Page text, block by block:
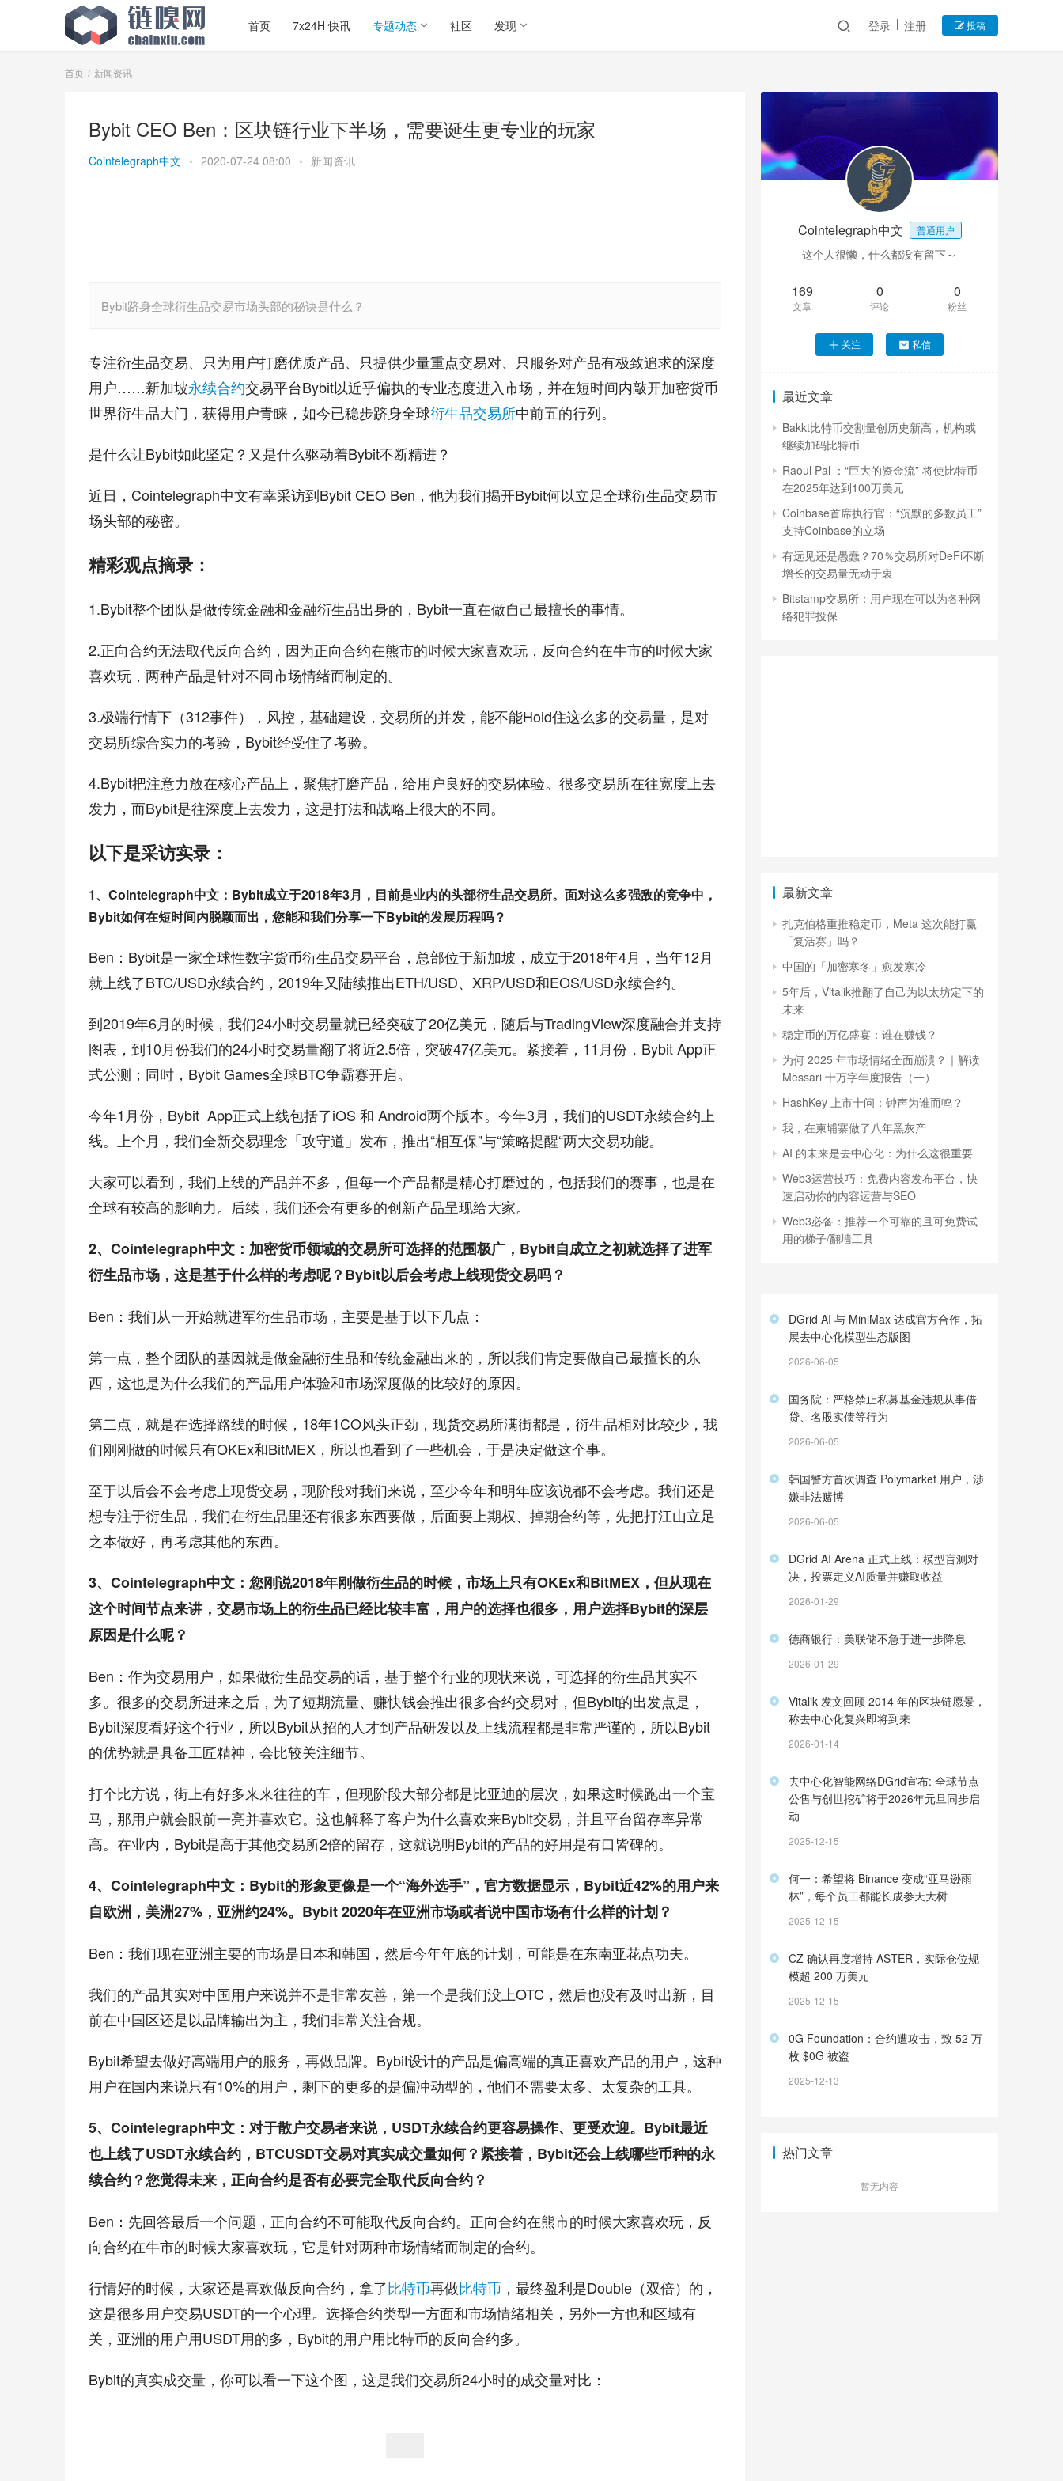
首页 7x24H 快讯 专题动态 社区 发现 登录 注册 投稿
首页 新闻资讯
Bybit CEO Ben：区块链行业下半场，需要诞生更专业的玩家
Cointelegraph中文 • 2020-07-24 08:00 • 新闻资讯
Bybit跻身全球衍生品交易市场头部的秘诀是什么？
专注衍生品交易、只为用户打磨优质产品、只提供少量重点交易对、只服务对产品有极致追求的深度
用户……新加坡永续合约交易平台Bybit以近乎偏执的专业态度进入市场，并在短时间内敲开加密货币
世界衍生品大门，获得用户青睐，如今已稳步跻身全球衍生品交易所中前五的行列。
是什么让Bybit如此坚定？又是什么驱动着Bybit不断精进？
近日，Cointelegraph中文有幸采访到Bybit CEO Ben，他为我们揭开Bybit何以立足全球衍生品交易市
场头部的秘密。
精彩观点摘录：
1.Bybit整个团队是做传统金融和金融衍生品出身的，Bybit一直在做自己最擅长的事情。
2.正向合约无法取代反向合约，因为正向合约在熊市的时候大家喜欢玩，反向合约在牛市的时候大家
喜欢玩，两种产品是针对不同市场情绪而制定的。
3.极端行情下（312事件），风控，基础建设，交易所的并发，能不能Hold住这么多的交易量，是对
交易所综合实力的考验，Bybit经受住了考验。
4.Bybit把注意力放在核心产品上，聚焦打磨产品，给用户良好的交易体验。很多交易所在往宽度上去
发力，而Bybit是往深度上去发力，这是打法和战略上很大的不同。
以下是采访实录：
1、Cointelegraph中文：Bybit成立于2018年3月，目前是业内的头部衍生品交易所。面对这么多强敌的竞争中，
Bybit如何在短时间内脱颖而出，您能和我们分享一下Bybit的发展历程吗？
Ben：Bybit是一家全球性数字货币衍生品交易平台，总部位于新加坡，成立于2018年4月，当年12月
就上线了BTC/USD永续合约，2019年又陆续推出ETH/USD、XRP/USD和EOS/USD永续合约。
到2019年6月的时候，我们24小时交易量就已经突破了20亿美元，随后与TradingView深度融合并支持
图表，到10月份我们的24小时交易量翻了将近2.5倍，突破47亿美元。紧接着，11月份，Bybit App正
式公测；同时，Bybit Games全球BTC争霸赛开启。
今年1月份，Bybit  App正式上线包括了iOS 和 Android两个版本。今年3月，我们的USDT永续合约上
线。上个月，我们全新交易理念「攻守道」发布，推出“相互保”与“策略提醒“两大交易功能。
大家可以看到，我们上线的产品并不多，但每一个产品都是精心打磨过的，包括我们的赛事，也是在
全球有较高的影响力。后续，我们还会有更多的创新产品呈现给大家。
2、Cointelegraph中文：加密货币领域的交易所可选择的范围极广，Bybit自成立之初就选择了进军
衍生品市场，这是基于什么样的考虑呢？Bybit以后会考虑上线现货交易吗？
Ben：我们从一开始就进军衍生品市场，主要是基于以下几点：
第一点，整个团队的基因就是做金融衍生品和传统金融出来的，所以我们肯定要做自己最擅长的东
西，这也是为什么我们的产品用户体验和市场深度做的比较好的原因。
第二点，就是在选择路线的时候，18年1CO风头正劲，现货交易所满街都是，衍生品相对比较少，我
们刚刚做的时候只有OKEx和BitMEX，所以也看到了一些机会，于是决定做这个事。
至于以后会不会考虑上现货交易，现阶段对我们来说，至少今年和明年应该说都不会考虑。我们还是
想专注于衍生品，我们在衍生品里还有很多东西要做，后面要上期权、掉期合约等，先把打江山立足
之本做好，再考虑其他的东西。
3、Cointelegraph中文：您刚说2018年刚做衍生品的时候，市场上只有OKEx和BitMEX，但从现在
这个时间节点来讲，交易市场上的衍生品已经比较丰富，用户的选择也很多，用户选择Bybit的深层
原因是什么呢？
Ben：作为交易用户，如果做衍生品交易的话，基于整个行业的现状来说，可选择的衍生品其实不
多。很多的交易所进来之后，为了短期流量、赚快钱会推出很多合约交易对，但Bybit的出发点是，
Bybit深度看好这个行业，所以Bybit从招的人才到产品研发以及上线流程都是非常严谨的，所以Bybit
的优势就是具备工匠精神，会比较关注细节。
打个比方说，街上有好多来来往往的车，但现阶段大部分都是比亚迪的层次，如果这时候跑出一个宝
马，那用户就会眼前一亮并喜欢它。这也解释了客户为什么喜欢来Bybit交易，并且平台留存率异常
高。在业内，Bybit是高于其他交易所2倍的留存，这就说明Bybit的产品的好用是有口皆碑的。
4、Cointelegraph中文：Bybit的形象更像是一个“海外选手”，官方数据显示，Bybit近42%的用户来
自欧洲，美洲27%，亚洲约24%。Bybit 2020年在亚洲市场或者说中国市场有什么样的计划？
Ben：我们现在亚洲主要的市场是日本和韩国，然后今年年底的计划，可能是在东南亚花点功夫。
我们的产品其实对中国用户来说并不是非常友善，第一个是我们没上OTC，然后也没有及时出新，目
前在中国区还是以品牌输出为主，我们非常关注合规。
Bybit希望去做好高端用户的服务，再做品牌。Bybit设计的产品是偏高端的真正喜欢产品的用户，这种
用户在国内来说只有10%的用户，剩下的更多的是偏冲动型的，他们不需要太多、太复杂的工具。
5、Cointelegraph中文：对于散户交易者来说，USDT永续合约更容易操作、更受欢迎。Bybit最近
也上线了USDT永续合约，BTCUSDT交易对真实成交量如何？紧接着，Bybit还会上线哪些币种的永
续合约？您觉得未来，正向合约是否有必要完全取代反向合约？
Ben：先回答最后一个问题，正向合约不可能取代反向合约。正向合约在熊市的时候大家喜欢玩，反
向合约在牛市的时候大家喜欢玩，它是针对两种市场情绪而制定的合约。
行情好的时候，大家还是喜欢做反向合约，拿了比特币再做比特币 ，最终盈利是Double（双倍）的，
这是很多用户交易USDT的一个心理。选择合约类型一方面和市场情绪相关，另外一方也和区域有
关，亚洲的用户用USDT用的多，Bybit的用户用比特币的反向合约多。
Bybit的真实成交量，你可以看一下这个图，这是我们交易所24小时的成交量对比：
Cointelegraph中文 普通用户
这个人很懒，什么都没有留下～
169
文章
0
评论
0
粉丝
关注 私信
最近文章
Bakkt比特币交割量创历史新高，机构或
继续加码比特币
Raoul Pal ：“巨大的资金流” 将使比特币
在2025年达到100万美元
Coinbase首席执行官：“沉默的多数员工”
支持Coinbase的立场
有远见还是愚蠢？70％交易所对DeFi不断
增长的交易量无动于衷
Bitstamp交易所：用户现在可以为各种网
络犯罪投保
最新文章
扎克伯格重推稳定币，Meta 这次能打赢
「复活赛」吗？
中国的「加密寒冬」愈发寒冷
5年后，Vitalik推翻了自己为以太坊定下的
未来
稳定币的万亿盛宴：谁在赚钱？
为何 2025 年市场情绪全面崩溃？｜解读
Messari 十万字年度报告（一）
HashKey 上市十问：钟声为谁而鸣？
我，在柬埔寨做了八年黑灰产
AI 的未来是去中心化：为什么这很重要
Web3运营技巧：免费内容发布平台，快
速启动你的内容运营与SEO
Web3必备：推荐一个可靠的且可免费试
用的梯子/翻墙工具
DGrid AI 与 MiniMax 达成官方合作，拓
展去中心化模型生态版图
2026-06-05
国务院：严格禁止私募基金违规从事借
贷、名股实债等行为
2026-06-05
韩国警方首次调查 Polymarket 用户，涉
嫌非法赌博
2026-06-05
DGrid AI Arena 正式上线：模型盲测对
决，投票定义AI质量并赚取收益
2026-01-29
德商银行：美联储不急于进一步降息
2026-01-29
Vitalik 发文回顾 2014 年的区块链愿景，
称去中心化复兴即将到来
2026-01-14
去中心化智能网络DGrid宣布: 全球节点
公售与创世挖矿将于2026年元旦同步启
动
2025-12-15
何一：希望将 Binance 变成“亚马逊雨
林”，每个员工都能长成参天大树
2025-12-15
CZ 确认再度增持 ASTER，实际仓位规
模超 200 万美元
2025-12-15
0G Foundation：合约遭攻击，致 52 万
枚 $0G 被盗
2025-12-13
热门文章
暂无内容